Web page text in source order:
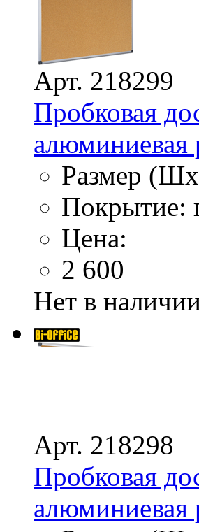
Арт. 218299
Пробковая
алюминиевая
Размер
Покрытие:
Цена:
2 600
Нет в
Арт. 218298
Пробковая
алюминиевая